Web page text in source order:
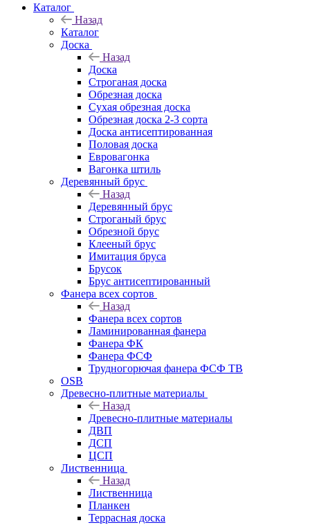
Каталог
Назад
Каталог
Доска
Назад
Доска
Строганая доска
Обрезная доска
Сухая обрезная доска
Обрезная доска 2-3 сорта
Доска антисептированная
Половая доска
Евровагонка
Вагонка штиль
Деревянный брус
Назад
Деревянный брус
Строганый брус
Обрезной брус
Клееный брус
Имитация бруса
Брусок
Брус антисептированный
Фанера всех сортов
Назад
Фанера всех сортов
Ламинированная фанера
Фанера ФК
Фанера ФСФ
Трудногорючая фанера ФСФ ТВ
OSB
Древесно-плитные материалы
Назад
Древесно-плитные материалы
ДВП
ДСП
ЦСП
Лиственница
Назад
Лиственница
Планкен
Террасная доска